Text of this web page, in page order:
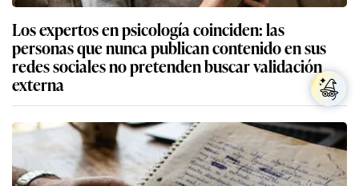
Los expertos en psicología coinciden: las
personas que nunca publican contenido en sus
redes sociales no pretenden buscar validación
externa